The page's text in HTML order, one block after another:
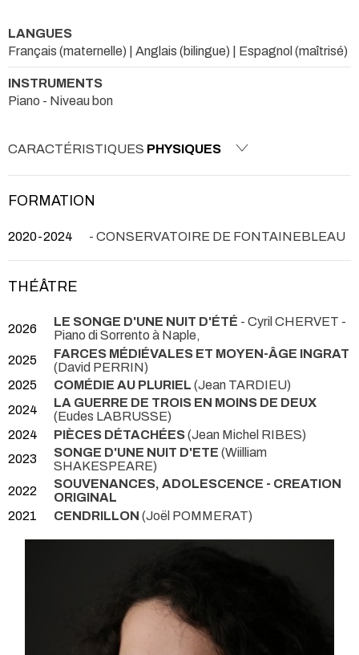
LANGUES
Français (maternelle) | Anglais (bilingue) | Espagnol (maîtrisé)
INSTRUMENTS
Piano - Niveau bon
CARACTÉRISTIQUES PHYSIQUES
FORMATION
2020-2024 - CONSERVATOIRE DE FONTAINEBLEAU
THÉÂTRE
2026 LE SONGE D'UNE NUIT D'ÉTÉ - Cyril CHERVET -
Piano di Sorrento à Naple,
2025
FARCES MÉDIÉVALES ET MOYEN-ÂGE INGRAT
(David PERRIN)
2025
COMÉDIE AU PLURIEL (Jean TARDIEU)
2024
LA GUERRE DE TROIS EN MOINS DE DEUX
(Eudes LABRUSSE)
2024
PIÈCES DÉTACHÉES(Jean Michel RIBES)
2023
SONGE D'UNE NUIT D'ETE (Wiilliam
SHAKESPEARE)
2022
SOUVENANCES, ADOLESCENCE - CREATION
ORIGINAL
2021
CENDRILLON (Joël POMMERAT)